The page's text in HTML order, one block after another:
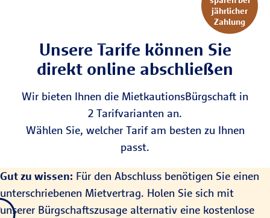
jährlicher
Zahlung
Unsere Tarife können Sie
direkt online abschließen
Wir bieten Ihnen die MietkautionsBürgschaft in
2 Tarifvarianten an.
Wählen Sie, welcher Tarif am besten zu Ihnen
passt.
Gut zu wissen: Für den Abschluss benötigen Sie einen
unterschriebenen Mietvertrag. Holen Sie sich mit
unserer Bürgschaftszusage alternativ eine kostenlose